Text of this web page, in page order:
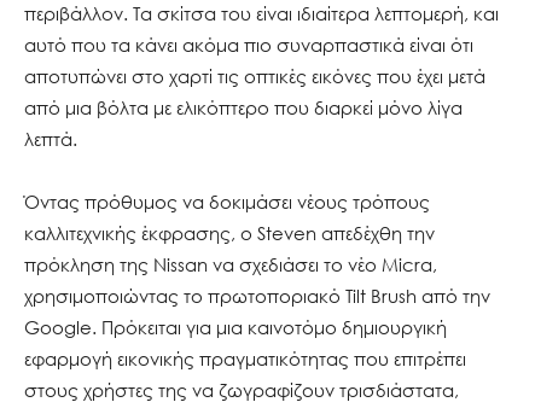
περιβάλλον. Τα σκίτσα του είναι ιδιαίτερα λεπτομερή, και
αυτό που τα κάνει ακόμα πιο συναρπαστικά είναι ότι
αποτυπώνει στο χαρτί τις οπτικές εικόνες που έχει μετά
από μια βόλτα με ελικόπτερο που διαρκεί μόνο λίγα
λεπτά.
Όντας πρόθυμος να δοκιμάσει νέους τρόπους
καλλιτεχνικής έκφρασης, ο Steven απεδέχθη την
πρόκληση της Nissan να σχεδιάσει το νέο Micra,
χρησιμοποιώντας το πρωτοποριακό Tilt Brush από την
Google. Πρόκειται για μια καινοτόμο δημιουργική
εφαρμογή εικονικής πραγματικότητας που επιτρέπει
στους χρήστες της να ζωγραφίζουν τρισδιάστατα,